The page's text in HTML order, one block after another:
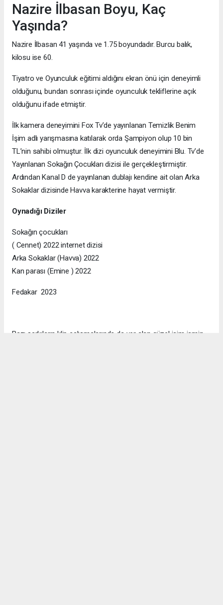
Nazire İlbasan Boyu, Kaç
Yaşında?
Nazire İlbasan 41 yaşında ve 1.75 boyundadır. Burcu balık,
kilosu ise 60.
Tiyatro ve Oyunculuk eğitimi aldığını ekran önü için deneyimli
olduğunu, bundan sonrası içinde oyunculuk tekliflerine açık
olduğunu ifade etmiştir.
İlk kamera deneyimini Fox Tv’de yayınlanan Temizlik Benim
İşim adlı yarışmasına katılarak orda Şampiyon olup 10 bin
TL’nin sahibi olmuştur. İlk dizi oyunculuk deneyimini Blu. Tv’de
Yayınlanan Sokağın Çocukları dizisi ile gerçekleştirmiştir.
Ardından Kanal D de yayınlanan dublajı kendine ait olan Arka
Sokaklar dizisinde Havva karakterine hayat vermiştir.
Oynadığı Diziler
Sokağın çocukları
( Cennet) 2022 internet dizisi
Arka Sokaklar (Havva) 2022
Kan parası (Emine ) 2022
Fedakar 2023
Bazı şarkıların klip çalışmalarında da yer alan güzel isim ismin